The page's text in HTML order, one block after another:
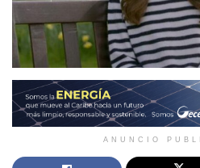
ANUNCIO